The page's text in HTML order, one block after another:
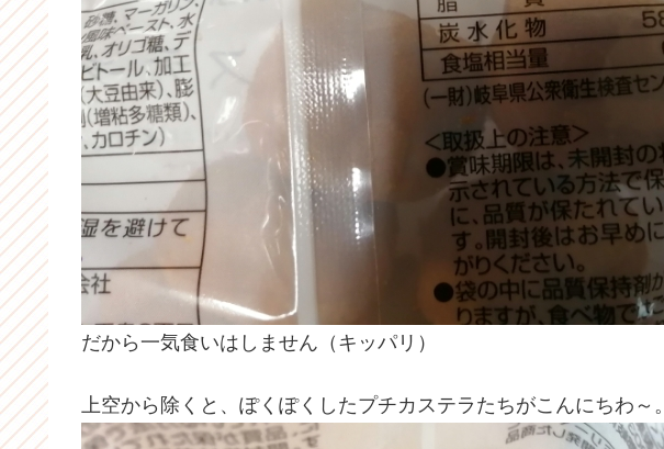
だから一気食いはしません（キッパリ）
上空から除くと、ぽくぽくしたプチカステラたちがこんにちわ～。